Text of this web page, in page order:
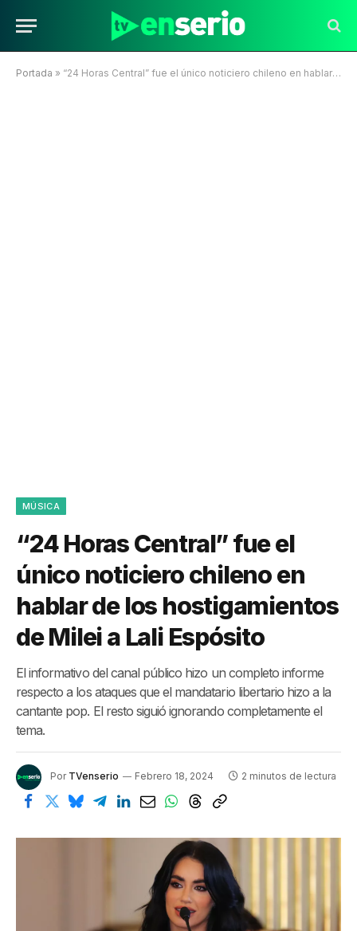
Portada » “24 Horas Central” fue el único noticiero chileno en hablar de los hostigamientos de Milei a Lali Espósito
MÚSICA
“24 Horas Central” fue el
único noticiero chileno en
hablar de los hostigamientos
de Milei a Lali Espósito
El informativo del canal público hizo un completo informe
respecto a los ataques que el mandatario libertario hizo a la
cantante pop. El resto siguió ignorando completamente el
tema.
Por TVenserio Febrero 18, 2024 2 minutos de lectura